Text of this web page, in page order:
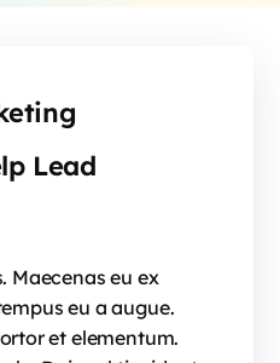
Lead
Maecenas eu ex
eu a augue.
et elementum.